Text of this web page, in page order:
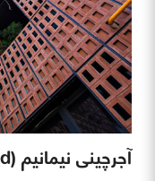
آجرچینی نیمانیم (Half‑brick bond)